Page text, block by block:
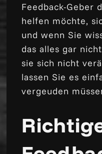
Feedback-Geber
helfen möchte,
und wenn Sie
das alles gar
sie sich nicht
lassen Sie es
vergeuden